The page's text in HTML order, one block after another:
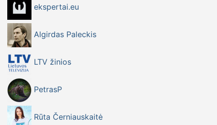
ekspertai.eu
Algirdas Paleckis
LTV žinios
PetrasP
Rūta Černiauskaitė